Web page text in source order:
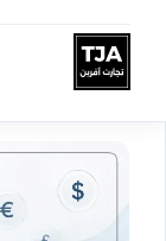
پرش
به